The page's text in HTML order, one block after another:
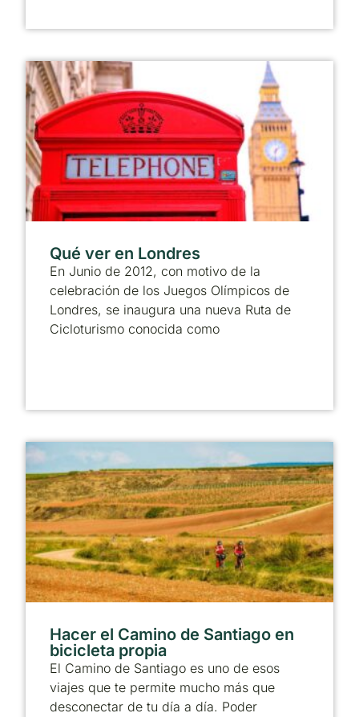
Qué ver en Londres
En Junio de 2012, con motivo de la
celebración de los Juegos Olímpicos de
Londres, se inaugura una nueva Ruta de
Cicloturismo conocida como
Hacer el Camino de Santiago en
bicicleta propia
El Camino de Santiago es uno de esos
viajes que te permite mucho más que
desconectar de tu día a día. Poder